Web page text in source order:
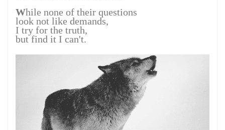
While none of their questions
look not like demands,
I try for the truth,
but find it I can't.